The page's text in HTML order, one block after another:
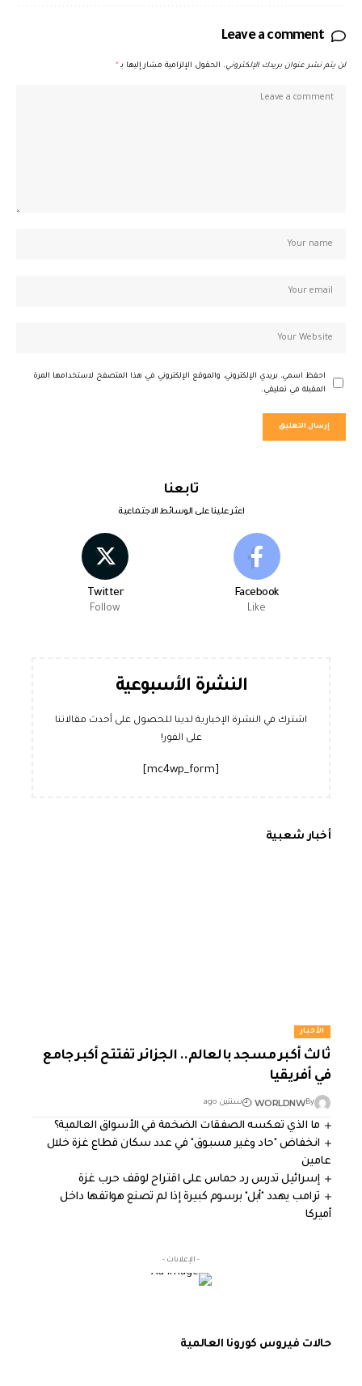
Leave a comment
لن يتم نشر عنوان بريدك الإلكتروني. الحقول الإلزامية مشار إليها بـ *
احفظ اسمي، بريدي الإلكتروني، والموقع الإلكتروني في هذا المتصفح لاستخدامها المرة
المقبلة في تعليقي.
تابعنا
اعثر علينا على الوسائط الاجتماعية
Facebook
Like
Twitter
Follow
النشرة الأسبوعية
اشترك في النشرة الإخبارية لدينا للحصول على أحدث مقالاتنا
على الفور!
أخبار شعبية
الأخبار
ثالث أكبر مسجد بالعالم.. الجزائر تفتتح أكبر جامع
في أفريقيا
By
WORLDNW سنتين ago
ما الذي تعكسه الصفقات الضخمة في الأسواق العالمية؟
انخفاض "حاد وغير مسبوق" في عدد سكان قطاع غزة خلال
عامين
إسرائيل تدرس رد حماس على اقتراح لوقف حرب غزة
ترامب يهدد "أبل" برسوم كبيرة إذا لم تصنع هواتفها داخل
أميركا
- الإعلانات -
حالات فيروس كورونا العالمية